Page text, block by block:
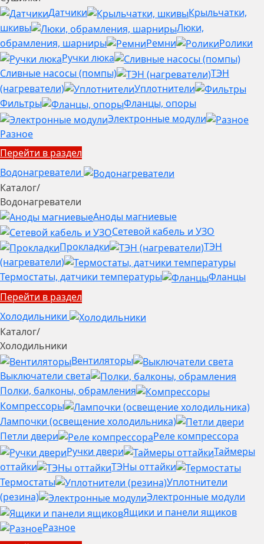
Датчики
Крыльчатки,
шкивы
Люки,
обрамления, шарниры
Ремни
Ролики
Ручки люка
Сливные насосы (помпы)
ТЭН
(нагреватели)
Уплотнители
Фильтры
Фланцы, опоры
Электронные модули
Разное
Перейти в раздел
Водонагреватели
Каталог/
Водонагреватели
Аноды магниевые
Сетевой кабель и УЗО
Прокладки
ТЭН
(нагреватели)
Термостаты, датчики температуры
Фланцы
Перейти в раздел
Холодильники
Каталог/
Холодильники
Вентиляторы
Выключатели света
Полки, балконы, обрамления
Компрессоры
Лампочки (освещение холодильника)
Петли двери
Реле компрессора
Ручки двери
Таймеры
оттайки
ТЭНы оттайки
Термостаты
Уплотнители
(резина)
Электронные модули
Ящики и панели ящиков
Разное